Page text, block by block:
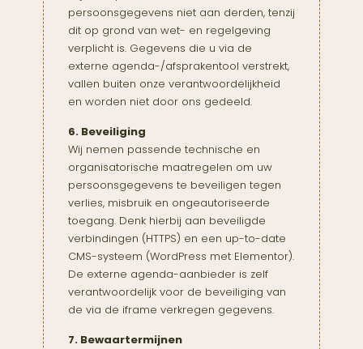
persoonsgegevens niet aan derden, tenzij
dit op grond van wet- en regelgeving
verplicht is. Gegevens die u via de
externe agenda-/afsprakentool verstrekt,
vallen buiten onze verantwoordelijkheid
en worden niet door ons gedeeld.
6. Beveiliging
Wij nemen passende technische en
organisatorische maatregelen om uw
persoonsgegevens te beveiligen tegen
verlies, misbruik en ongeautoriseerde
toegang. Denk hierbij aan beveiligde
verbindingen (HTTPS) en een up-to-date
CMS-systeem (WordPress met Elementor).
De externe agenda-aanbieder is zelf
verantwoordelijk voor de beveiliging van
de via de iframe verkregen gegevens.
7. Bewaartermijnen